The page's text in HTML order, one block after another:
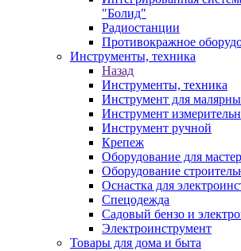
"Болид"
Радиостанции
Противокражное
Инструменты, техника
Назад
Инструменты, техника
Инструмент для
Инструмент
Инструмент ручной
Крепеж
Оборудование для
Оборудование
Оснастка для
Спецодежда
Садовый бензо и
Электроинструмент
Товары для дома и быта